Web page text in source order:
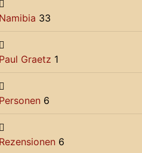
Namibia 33
Paul Graetz 1
Personen 6
Rezensionen 6